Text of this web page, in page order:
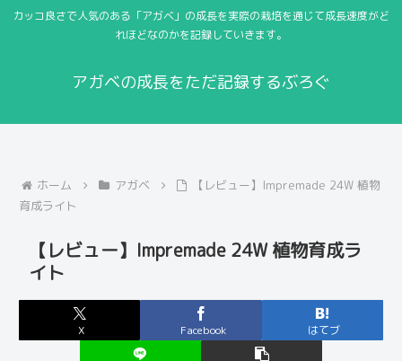
カッコ良さで人気のある「アガベ」の成長を実際の栽培を通じて成長速度がど
れほどなのかを記録していきます。
アガベの成長をただ記録するぶろぐ
ホーム アガベ
【レビュー】Impremade 24W 植物
育成ライト
【レビュー】Impremade 24W 植物育成ラ
イト
X Facebook はてブ